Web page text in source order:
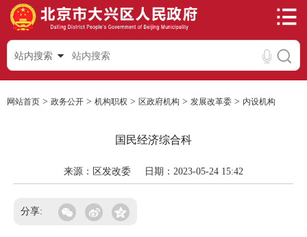
站内搜索
网站首页 > 政务公开 > 机构职权 > 区政府机构 > 发展改革委 > 内设机构
国民经济综合科
来源：区发改委 日期：2023-05-24 15:42
分享: